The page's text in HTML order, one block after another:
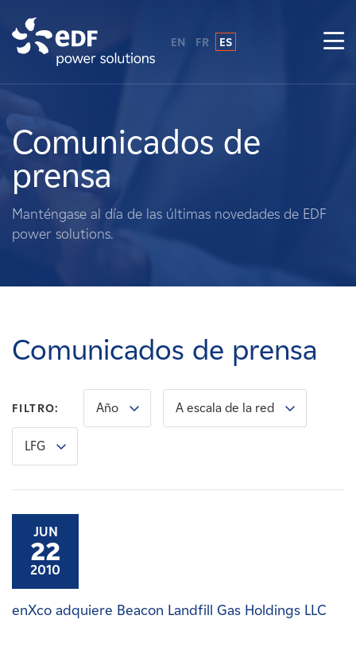
Sobre nosotros
Qué hacemos
Terratenientes
Carreras
Noticias
Contacte con
EN FR ES
Comunicados de
prensa
Manténgase al día de las últimas novedades de EDF
power solutions.
Comunicados de prensa
FILTRO: Año A escala de la red
LFG
JUN
22
2010
enXco adquiere Beacon Landfill Gas Holdings LLC